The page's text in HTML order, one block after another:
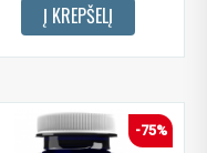
Į KREPŠELĮ
-75%